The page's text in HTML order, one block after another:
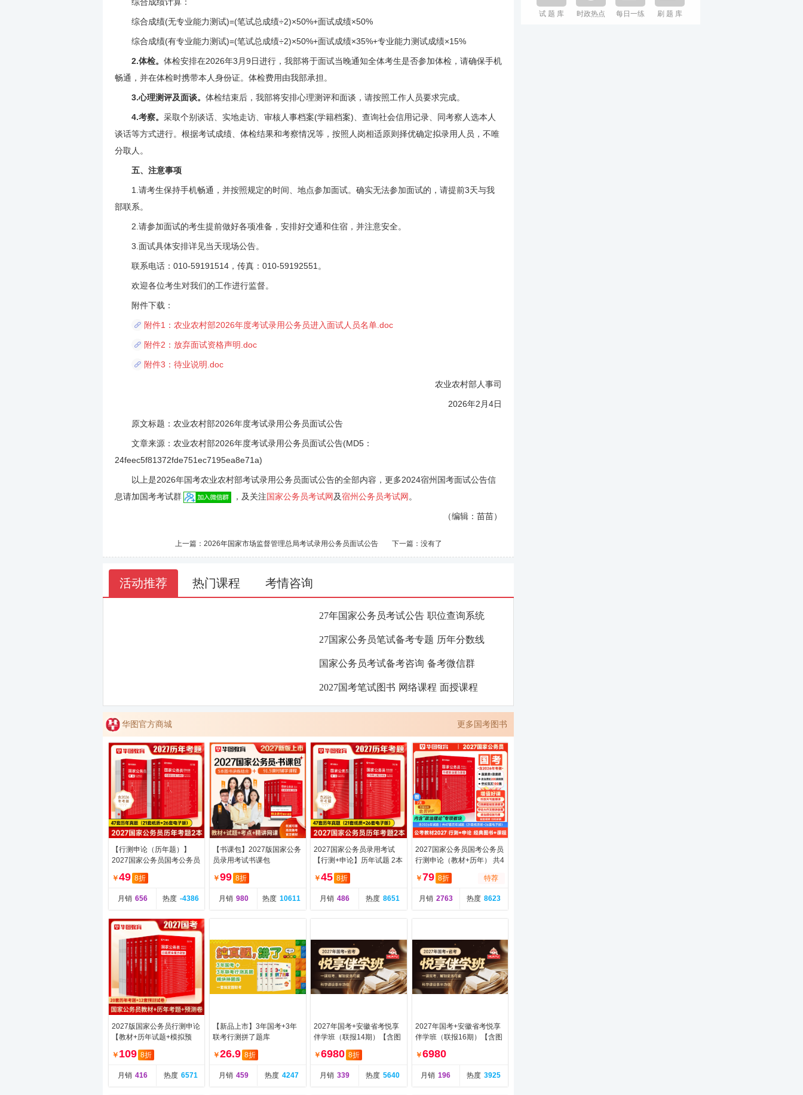
综合成绩(无专业能力测试)=(笔试总成绩÷2)×50%+面试成绩×50%
综合成绩(有专业能力测试)=(笔试总成绩÷2)×50%+面试成绩×35%+专业能力测试成绩×15%
2.体检。 体检安排在2026年3月9日进行，我部将于面试当晚通知全体考生是否参加体检，请确保手机
畅通，并在体检时携带本人身份证。体检费用由我部承担。
3.心理测评及面谈。 体检结束后，我部将安排心理测评和面谈，请按照工作人员要求完成。
4.考察。 采取个别谈话、实地走访、审核人事档案(学籍档案)、查询社会信用记录、同考察人选本人
谈话等方式进行。根据考试成绩、体检结果和考察情况等，按照人岗相适原则择优确定拟录用人员，不唯
分取人。
五、注意事项
1.请考生保持手机畅通，并按照规定的时间、地点参加面试。确实无法参加面试的，请提前3天与我
部联系。
2.请参加面试的考生提前做好各项准备，安排好交通和住宿，并注意安全。
3.面试具体安排详见当天现场公告。
联系电话：010-59191514，传真：010-59192551。
欢迎各位考生对我们的工作进行监督。
附件下载：
附件1：农业农村部2026年度考试录用公务员进入面试人员名单.doc
附件2：放弃面试资格声明.doc
附件3：待业说明.doc
农业农村部人事司
2026年2月4日
原文标题：农业农村部2026年度考试录用公务员面试公告
文章来源：农业农村部2026年度考试录用公务员面试公告(MD5：
24feec5f81372fde751ec7195ea8e71a)
以上是2026年国考农业农村部考试录用公务员面试公告的全部内容，更多2024宿州国考面试公告信
息请加国考考试群
，及关注国家公务员考试网及宿州公务员考试网 。
（编辑：苗苗）
上一篇： 2026年国家市场监督管理总局考试录用公务员面试公告 下一篇：没有了
活动推荐 热门课程 考情咨询
27年国家公务员考试公告 职位查询系统
27国家公务员笔试备考专题 历年分数线
国家公务员考试备考咨询 备考微信群
2027国考笔试图书 网络课程 面授课程
华图官方商城 更多国考图书
【行测申论（历年题）】
2027国家公务员国考公务员
行测申论（历年题） 共2本
￥49 8折
月销 656 热度 -4386
【书课包】2027版国家公务
员录用考试书课包
￥99 8折
月销 980 热度 10611
2027国家公务员录用考试
【行测+申论】历年试题 2本
￥45 8折
月销 486 热度 8651
2027国家公务员国考公务员
行测申论（教材+历年） 共4
￥79 8折 特荐
月销 2763 热度 8623
2027版国家公务员行测申论
【教材+历年试题+模拟预
￥ 109 8折
月销 416 热度 6571
【新品上市】3年国考+3年
联考行测拼了题库
￥26.9 8折
月销 459 热度 4247
2027年国考+安徽省考悦享
伴学班（联报14期）【含图
￥6980 8折
月销 339 热度 5640
2027年国考+安徽省考悦享
伴学班（联报16期）【含图
￥6980
月销 196 热度 3925
试 题 库 时政热点 每日一练 刷 题 库